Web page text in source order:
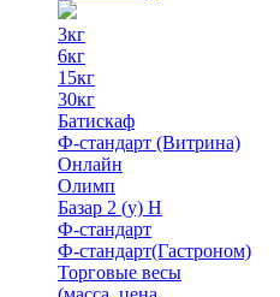
3кг
6кг
15кг
30кг
Батискаф
Ф-стандарт (Витрина)
Онлайн
Олимп
Базар 2 (у) Н
Ф-стандарт
Ф-стандарт(Гастроном)
Торговые весы